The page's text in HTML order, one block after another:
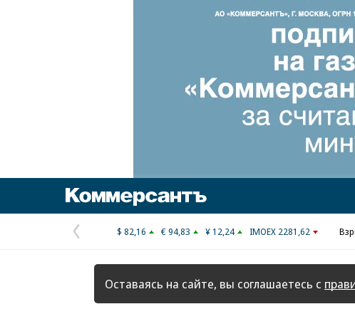
Предыдущая
страница
$ 82,16 € 94,83 ¥ 12,24 IMOEX 2281,62
Оставаясь на сайте, вы соглашаетесь с